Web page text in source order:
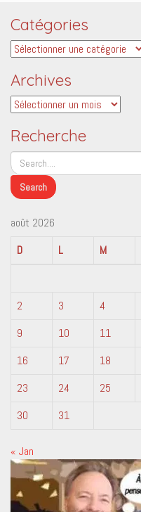
Catégories
Catégories
Archives
Archives
Recherche
août 2026
D
L M
2
3 4
9
10 11
16
17 18
23
24 25
30
31
« Jan